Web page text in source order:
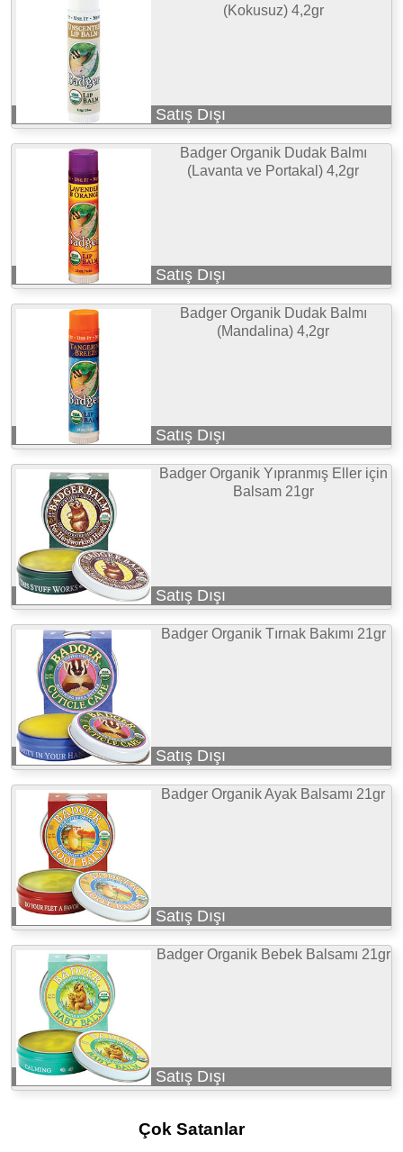
(Kokusuz) 4,2gr
Satış Dışı
Badger Organik Dudak Balmı
(Lavanta ve Portakal) 4,2gr
Satış Dışı
Badger Organik Dudak Balmı
(Mandalina) 4,2gr
Satış Dışı
Badger Organik Yıpranmış Eller için
Balsam 21gr
Satış Dışı
Badger Organik Tırnak Bakımı 21gr
Satış Dışı
Badger Organik Ayak Balsamı 21gr
Satış Dışı
Badger Organik Bebek Balsamı 21gr
Satış Dışı
Çok Satanlar